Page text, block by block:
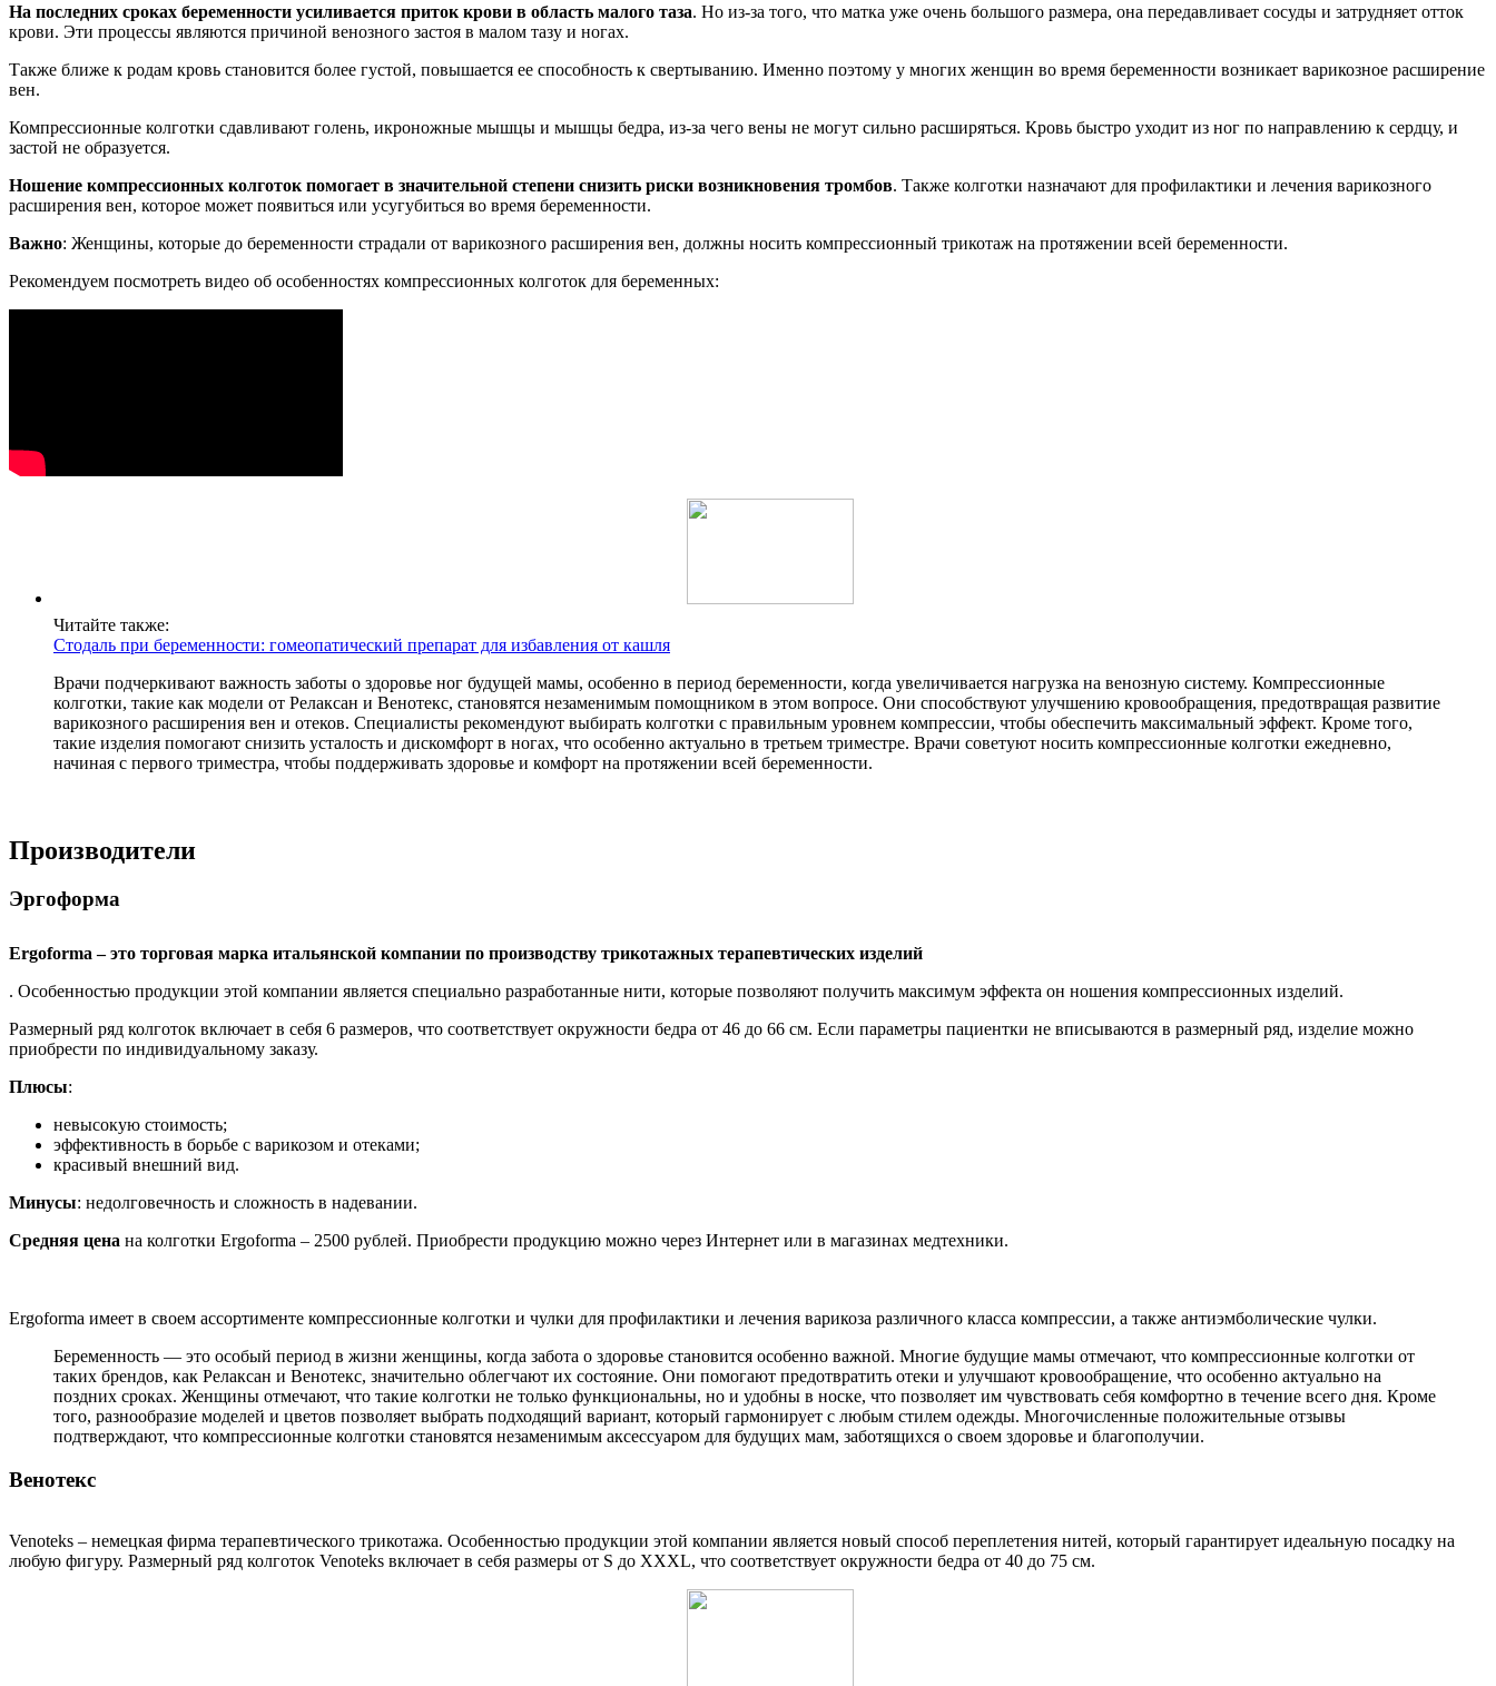
На последних сроках беременности усиливается приток крови в область малого таза. Но из-за того, что матка уже очень большого размера, она передавливает сосуды и затрудняет отток
крови. Эти процессы являются причиной венозного застоя в малом тазу и ногах.
Также ближе к родам кровь становится более густой, повышается ее способность к свертыванию. Именно поэтому у многих женщин во время беременности возникает варикозное расширение
вен.
Компрессионные колготки сдавливают голень, икроножные мышцы и мышцы бедра, из-за чего вены не могут сильно расширяться. Кровь быстро уходит из ног по направлению к сердцу, и
застой не образуется.
Ношение компрессионных колготок помогает в значительной степени снизить риски возникновения тромбов. Также колготки назначают для профилактики и лечения варикозного
расширения вен, которое может появиться или усугубиться во время беременности.
Важно: Женщины, которые до беременности страдали от варикозного расширения вен, должны носить компрессионный трикотаж на протяжении всей беременности.
Рекомендуем посмотреть видео об особенностях компрессионных колготок для беременных:
Читайте также:
Стодаль при беременности: гомеопатический препарат для избавления от кашля
Врачи подчеркивают важность заботы о здоровье ног будущей мамы, особенно в период беременности, когда увеличивается нагрузка на венозную систему. Компрессионные
колготки, такие как модели от Релаксан и Венотекс, становятся незаменимым помощником в этом вопросе. Они способствуют улучшению кровообращения, предотвращая развитие
варикозного расширения вен и отеков. Специалисты рекомендуют выбирать колготки с правильным уровнем компрессии, чтобы обеспечить максимальный эффект. Кроме того,
такие изделия помогают снизить усталость и дискомфорт в ногах, что особенно актуально в третьем триместре. Врачи советуют носить компрессионные колготки ежедневно,
начиная с первого триместра, чтобы поддерживать здоровье и комфорт на протяжении всей беременности.
Производители
Эргоформа
Ergoforma – это торговая марка итальянской компании по производству трикотажных терапевтических изделий
. Особенностью продукции этой компании является специально разработанные нити, которые позволяют получить максимум эффекта он ношения компрессионных изделий.
Размерный ряд колготок включает в себя 6 размеров, что соответствует окружности бедра от 46 до 66 см. Если параметры пациентки не вписываются в размерный ряд, изделие можно
приобрести по индивидуальному заказу.
Плюсы:
невысокую стоимость;
эффективность в борьбе с варикозом и отеками;
красивый внешний вид.
Минусы: недолговечность и сложность в надевании.
Средняя цена на колготки Ergoforma – 2500 рублей. Приобрести продукцию можно через Интернет или в магазинах медтехники.
Ergoforma имеет в своем ассортименте компрессионные колготки и чулки для профилактики и лечения варикоза различного класса компрессии, а также антиэмболические чулки.
Беременность — это особый период в жизни женщины, когда забота о здоровье становится особенно важной. Многие будущие мамы отмечают, что компрессионные колготки от
таких брендов, как Релаксан и Венотекс, значительно облегчают их состояние. Они помогают предотвратить отеки и улучшают кровообращение, что особенно актуально на
поздних сроках. Женщины отмечают, что такие колготки не только функциональны, но и удобны в носке, что позволяет им чувствовать себя комфортно в течение всего дня. Кроме
того, разнообразие моделей и цветов позволяет выбрать подходящий вариант, который гармонирует с любым стилем одежды. Многочисленные положительные отзывы
подтверждают, что компрессионные колготки становятся незаменимым аксессуаром для будущих мам, заботящихся о своем здоровье и благополучии.
Венотекс
Venoteks – немецкая фирма терапевтического трикотажа. Особенностью продукции этой компании является новый способ переплетения нитей, который гарантирует идеальную посадку на
любую фигуру. Размерный ряд колготок Venoteks включает в себя размеры от S до XXXL, что соответствует окружности бедра от 40 до 75 см.